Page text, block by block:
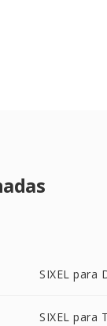
SIXEL para
SIXEL para